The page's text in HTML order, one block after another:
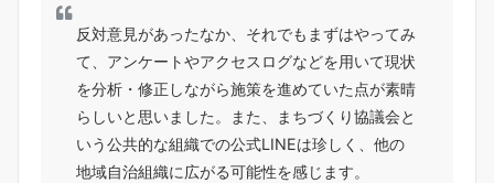
反対意見があったなか、それでもまずはやってみ
て、アンケートやアクセスログなどを用いて現状
を分析・修正しながら施策を進めていた点が素晴
らしいと思いました。また、まちづくり協議会と
いう公共的な組織での公式LINEは珍しく、他の
地域自治組織に広がる可能性を感じます。